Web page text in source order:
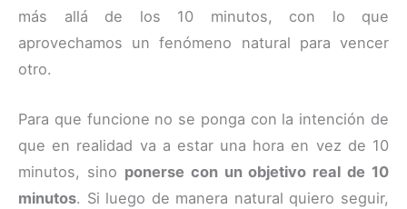
más allá de los 10 minutos, con lo que
aprovechamos un fenómeno natural para vencer
otro.
Para que funcione no se ponga con la intención de
que en realidad va a estar una hora en vez de 10
minutos, sino ponerse con un objetivo real de 10
minutos. Si luego de manera natural quiero seguir,